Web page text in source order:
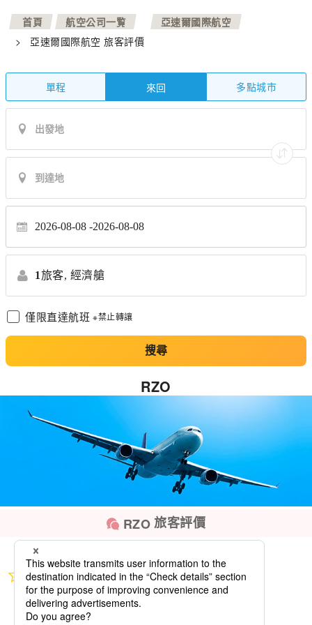
首頁 >
航空公司一覧 >
亞速爾國際航空
>
亞速爾國際航空 旅客評價
單程 來回 多點城市
2026-08-08 2026-08-08
1旅客, 經濟艙
僅限直達航班 ※禁止轉讓
搜尋
RZO
RZO旅客評價
0.0
star
rating